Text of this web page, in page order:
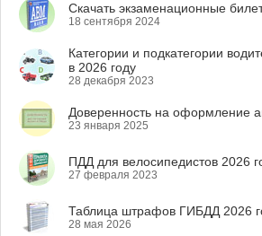
Скачать экзаменационные
18 сентября 2024
Категории и подкатегории
в 2026 году
28 декабря 2023
Доверенность на оформление
23 января 2025
ПДД для велосипедистов 2026
27 февраля 2023
Таблица штрафов ГИБДД 2026
28 мая 2026